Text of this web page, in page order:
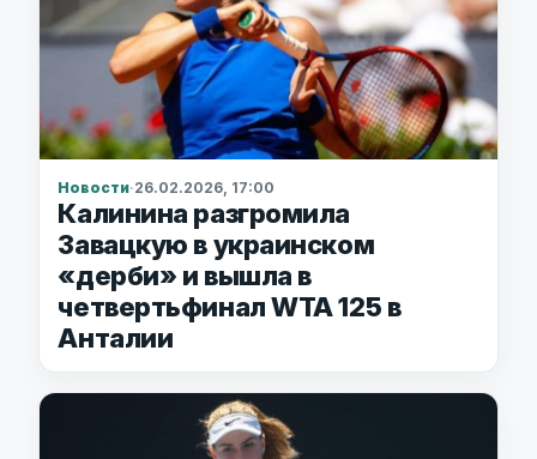
Новости·26.02.2026, 17:00
Калинина разгромила
Завацкую в украинском
«дерби» и вышла в
четвертьфинал WTA 125 в
Анталии